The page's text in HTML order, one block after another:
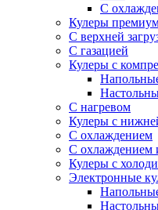
С
Кулеры премиум
С верхней
С газацией
Кулеры с
С нагревом
Кулеры с
С охлаждением
С охлаждением
Кулеры с
Электронные